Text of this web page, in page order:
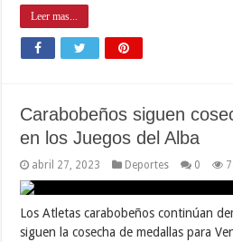
Leer mas...
Carabobeños siguen
en los Juegos del Alba
abril 27, 2023 Deportes 0
Los Atletas carabobeños continúan
siguen la cosecha de medallas para